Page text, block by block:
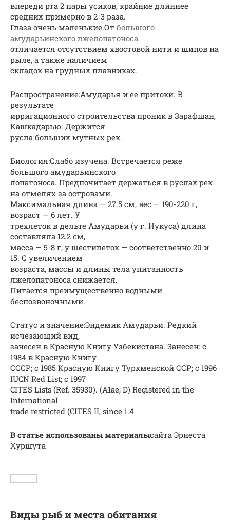
впереди рта 2 пары усиков, крайние длиннее
средних примерно в 2-3 раза.
Глаза очень маленькие.От большого
амударьинского лжелопатоноса
отличается отсутствием хвостовой нити и шипов на
рыле, а также наличием
складок на грудных плавниках.
Распространение:Амударья и ее притоки. В
результате
ирригационного строительства проник в Зарафшан,
Кашкадарью. Держится
русла больших мутных рек.
Биология:Слабо изучена. Встречается реже
большого амударьинского
лопатоноса. Предпочитает держаться в руслах рек
на отмелях за островами.
Максимальная длина — 27.5 см, вес — 190-220 г,
возраст — 6 лет. У
трехлеток в дельте Амударьи (у г. Нукуса) длина
составляла 12.2 см,
масса — 5-8 г, у шестилеток — соответственно 20 и
15. С увеличением
возраста, массы и длины тела упитанность
лжелопатоноса снижается.
Питается преимущественно водными
беспозвоночными.
Статус и значение:Эндемик Амударьи. Редкий
исчезающий вид,
занесен в Красную Книгу Узбекистана. Занесен: с
1984 в Красную Книгу
СССР; с 1985 Красную Книгу Туркменской ССР; с 1996
IUCN Red List; с 1997
CITES Lists (Ref. 35930). (A1ae, D) Registered in the
International
trade restricted (CITES II, since 1.4
В статье использованы материалысайта Эрнеста
Хуршута
Виды рыб и места обитания